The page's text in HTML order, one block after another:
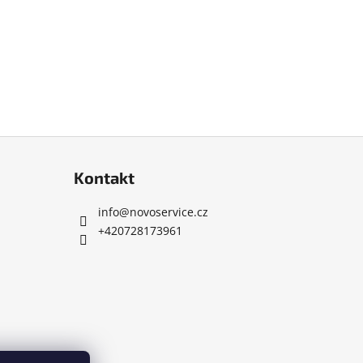
Kontakt
info@novoservice.cz
+420728173961